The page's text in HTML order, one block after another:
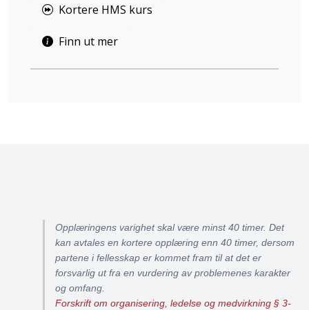
Kortere HMS kurs
Finn ut mer
Opplæringens varighet skal være minst 40 timer. Det
kan avtales en kortere opplæring enn 40 timer, dersom
partene i fellesskap er kommet fram til at det er
forsvarlig ut fra en vurdering av problemenes karakter
og omfang.
Forskrift om organisering, ledelse og medvirkning § 3-